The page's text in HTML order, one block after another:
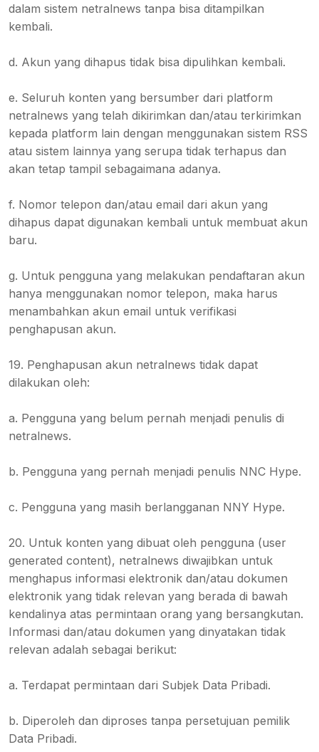
dalam sistem netralnews tanpa bisa ditampilkan
kembali.
d. Akun yang dihapus tidak bisa dipulihkan kembali.
e. Seluruh konten yang bersumber dari platform
netralnews yang telah dikirimkan dan/atau terkirimkan
kepada platform lain dengan menggunakan sistem RSS
atau sistem lainnya yang serupa tidak terhapus dan
akan tetap tampil sebagaimana adanya.
f. Nomor telepon dan/atau email dari akun yang
dihapus dapat digunakan kembali untuk membuat akun
baru.
g. Untuk pengguna yang melakukan pendaftaran akun
hanya menggunakan nomor telepon, maka harus
menambahkan akun email untuk verifikasi
penghapusan akun.
19. Penghapusan akun netralnews tidak dapat
dilakukan oleh:
a. Pengguna yang belum pernah menjadi penulis di
netralnews.
b. Pengguna yang pernah menjadi penulis NNC Hype.
c. Pengguna yang masih berlangganan NNY Hype.
20. Untuk konten yang dibuat oleh pengguna (user
generated content), netralnews diwajibkan untuk
menghapus informasi elektronik dan/atau dokumen
elektronik yang tidak relevan yang berada di bawah
kendalinya atas permintaan orang yang bersangkutan.
Informasi dan/atau dokumen yang dinyatakan tidak
relevan adalah sebagai berikut:
a. Terdapat permintaan dari Subjek Data Pribadi.
b. Diperoleh dan diproses tanpa persetujuan pemilik
Data Pribadi.